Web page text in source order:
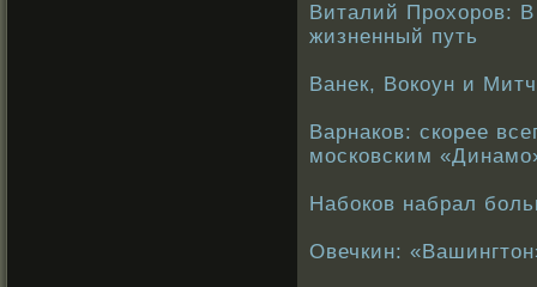
Виталий Прохоров:
жизненный путь
Ванек, Вокоун и
Варнаков: скорее
московским
Набоков набрал
Овечкин: